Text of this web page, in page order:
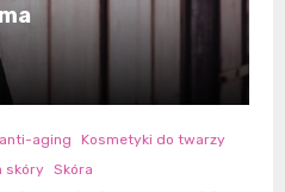
aging
Kosmetyki do twarzy
skóry Skóra